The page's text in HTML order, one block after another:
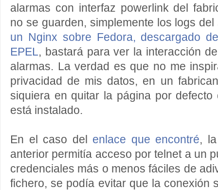
alarmas con interfaz powerlink del
no se guarden, simplemente los logs
un Nginx sobre Fedora, descargado
EPEL, bastará para ver la interacción
alarmas. La verdad es que no me
privacidad de mis datos, en un
siquiera en quitar la página por
está instalado.
En el caso del enlace que encontré,
anterior permitía acceso por telnet a un
credenciales más o menos fáciles de
fichero, se podía evitar que la conexión